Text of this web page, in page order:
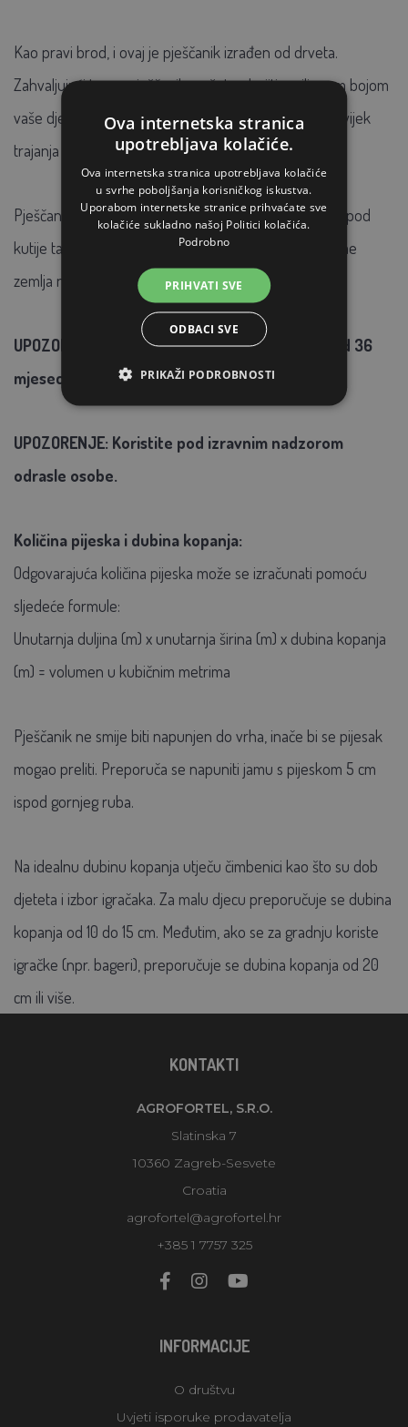
Kao pravi brod, i ovaj je pješčanik izrađen od drveta.
Zahvaljujući tome, pješčanik možete obojiti omiljenom bojom
vaše djece. Takav zaštitni premaz također produljuje vijek
trajanja ovog izvanrednog pješčanika.
Pješčanik dolazi s podom od crnog flisa. Stavite ovo ispod
kutije tako da voda može otjecati, a da se u isto vrijeme
zemlja ne miješa s pijeskom.
UPOZORENJE: Nije primjereno za djecu mlađu od 36
mjeseci!
UPOZORENJE: Koristite pod izravnim nadzorom
odrasle osobe.
Količina pijeska i dubina kopanja:
Odgovarajuća količina pijeska može se izračunati pomoću
sljedeće formule:
Unutarnja duljina (m) x unutarnja širina (m) x dubina kopanja
(m) = volumen u kubičnim metrima
Pješčanik ne smije biti napunjen do vrha, inače bi se pijesak
mogao preliti. Preporuča se napuniti jamu s pijeskom 5 cm
ispod gornjeg ruba.
Na idealnu dubinu kopanja utječu čimbenici kao što su dob
djeteta i izbor igračaka. Za malu djecu preporučuje se dubina
kopanja od 10 do 15 cm. Međutim, ako se za gradnju koriste
igračke (npr. bageri), preporučuje se dubina kopanja od 20
cm ili više.
KONTAKTI
AGROFORTEL, S.R.O.
Slatinska 7
10360 Zagreb-Sesvete
Croatia
agrofortel@agrofortel.hr
+385 1 7757 325
INFORMACIJE
O društvu
Uvjeti isporuke prodavatelja
Ova internetska stranica
upotrebljava kolačiće.
Ova internetska stranica upotrebljava kolačiće
u svrhe poboljšanja korisničkog iskustva.
Uporabom internetske stranice prihvaćate sve
kolačiće sukladno našoj Politici kolačića.
Podrobno
PRIHVATI SVE
ODBACI SVE
PRIKAŽI PODROBNOSTI